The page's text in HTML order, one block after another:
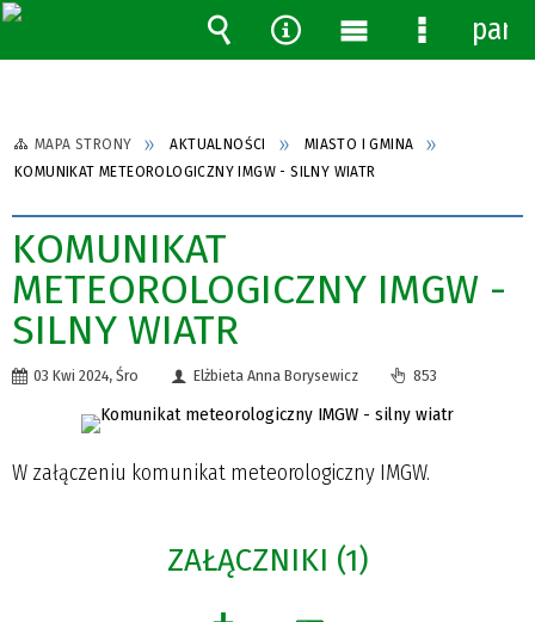
MAPA STRONY AKTUALNOŚCI
MIASTO I GMINA
KOMUNIKAT METEOROLOGICZNY IMGW - SILNY WIATR
KOMUNIKAT
METEOROLOGICZNY IMGW -
SILNY WIATR
03 Kwi 2024, Śro Elżbieta Anna Borysewicz 853
W załączeniu komunikat meteorologiczny IMGW.
ZAŁĄCZNIKI (1)
Wyszukiwarka
Narzędzia
MenuMenu